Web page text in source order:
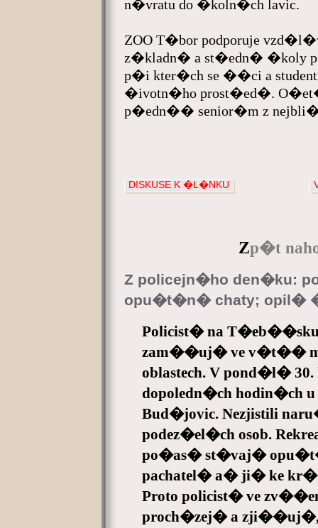
n�vratu do �koln�ch lavic.
ZOO T�bor podporuje
z�kladn� a st�edn� �koly
p�i kter�ch se ��ci a
�ivotn�ho prost�ed�.
p�edn�� senior�m z
DISKUSE K �L�NKU
Zp�t
Z policejn�ho den�ku:
opu�t�n� chaty; opil�
Policist� na
zam��uj� ve v�t��
oblastech. V pond�l� 30.
dopoledn�ch hodin�ch u
Bud�jovic. Nezjistili
podez�el�ch osob.
po�as� st�vaj�
pachatel� a� ji� ke
Proto policist� ve
proch�zej� a zji��uj�,